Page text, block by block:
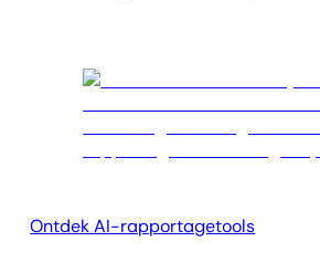
Ontdek AI-rapportagetools